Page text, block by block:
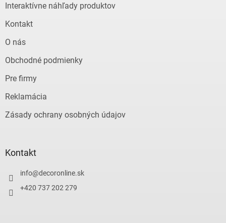
Interaktívne náhľady produktov
Kontakt
O nás
Obchodné podmienky
Pre firmy
Reklamácia
Zásady ochrany osobných údajov
Kontakt
info@decoronline.sk
+420 737 202 279